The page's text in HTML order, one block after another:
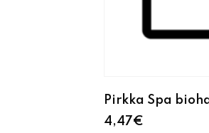
Pirkka Spa
4,47 €